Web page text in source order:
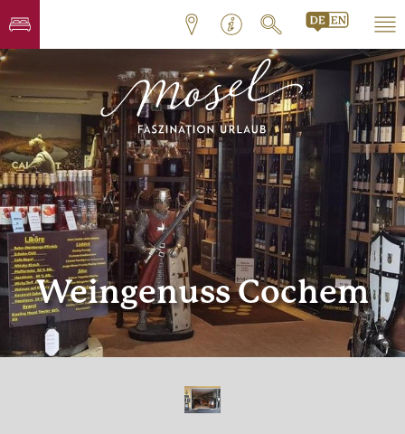
Weingenuss Cochem